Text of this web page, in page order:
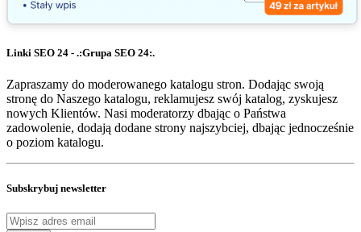
Linki SEO 24 - .:Grupa SEO 24:.
Zapraszamy do moderowanego katalogu stron. Dodając swoją
stronę do Naszego katalogu, reklamujesz swój katalog, zyskujesz
nowych Klientów. Nasi moderatorzy dbając o Państwa
zadowolenie, dodają dodane strony najszybciej, dbając jednocześnie
o poziom katalogu.
Subskrybuj newsletter